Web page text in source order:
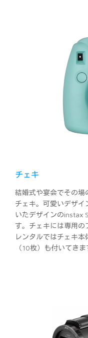
チェキ
結婚式や宴会でその場
チェキ。可愛いデザ
いたデザインのinstax
す。チェキには専用
レンタルではチェキ
（10枚）も付いてきま